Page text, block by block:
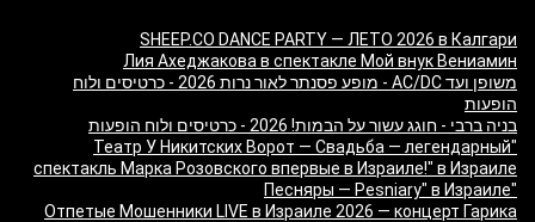
SHEEP.CO DANCE PARTY — ЛЕТО 2026 в Калгари
Лия Ахеджакова в спектакле Мой внук Вениамин
משופן ועד AC/DC - מופע פסנתר לאור נרות 2026 - כרטיסים ולוח
הופעות
בניה ברבי - חוגג עשור על הבמות! 2026 - כרטיסים ולוח הופעות
"Театр У Никитских Ворот — Свадьба — легендарный
спектакль Марка Розовского впервые в Израиле!" в Израиле
"Песняры — Pesniary" в Израиле
Отпетые Мошенники LIVE в Израиле 2026 — концерт Гарика